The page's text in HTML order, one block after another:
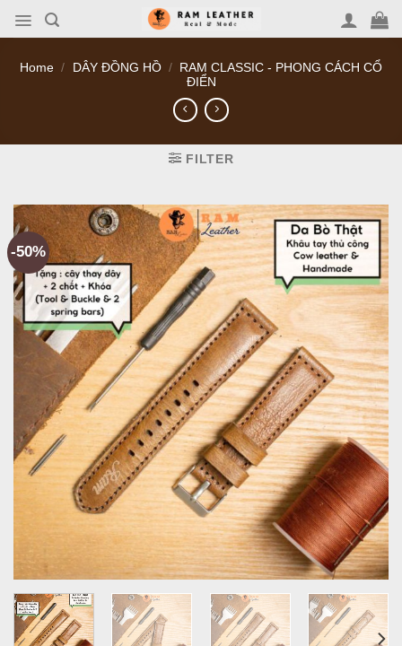
Home / DÂY ĐỒNG HỒ / RAM CLASSIC - PHONG CÁCH CỔ
ĐIỂN
FILTER
-50%